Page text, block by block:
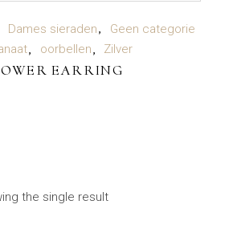
LEES VERDER
Dames sieraden
Geen categorie
oorbellen Zilver
EARRING
the single result